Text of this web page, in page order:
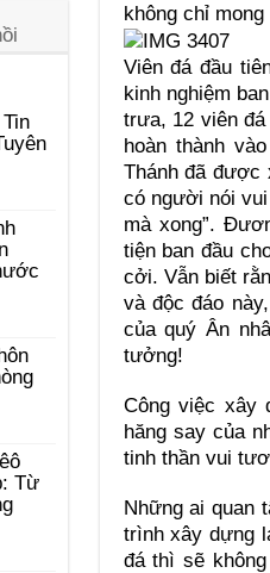
không chỉ
Viên đá đầu
kinh nghiệm
trưa, 12 viên
hoàn thành
Thánh đã được
có người nói
mà xong”.
tiện ban đầu
cởi. Vẫn biết
và độc đáo
của quý Ân
tưởng!
Công việc xây
hăng say của
tinh thần vui
Những ai quan
trình xây dựng
đá thì sẽ
Từ